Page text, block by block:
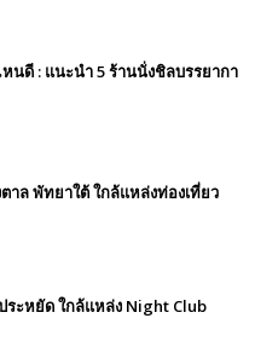
นดี : แนะนำ 5 ร้านนั่งชิลบรรยากา
าล พัทยาใต้ ใกล้แหล่งท่องเที่ยว
ะหยัด ใกล้แหล่ง Night Club